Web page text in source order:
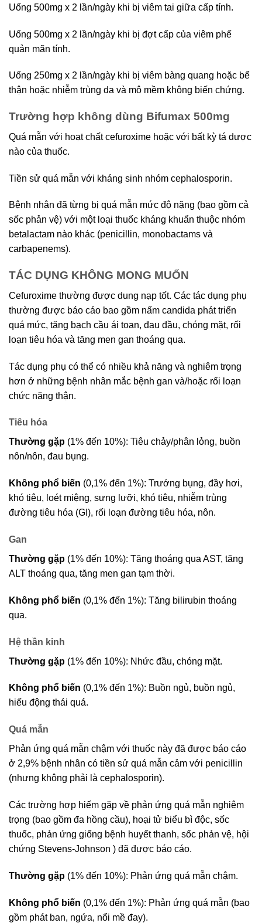
Uống 500mg x 2 lần/ngày khi bị viêm tai giữa cấp tính.
Uống 500mg x 2 lần/ngày khi bị đợt cấp của viêm phế
quản mãn tính.
Uống 250mg x 2 lần/ngày khi bị viêm bàng quang hoặc bể
thận hoặc nhiễm trùng da và mô mềm không biến chứng.
Trường hợp không dùng Bifumax 500mg
Quá mẫn với hoạt chất cefuroxime hoặc với bất kỳ tá dược
nào của thuốc.
Tiền sử quá mẫn với kháng sinh nhóm cephalosporin.
Bệnh nhân đã từng bị quá mẫn mức độ nặng (bao gồm cả
sốc phản vệ) với một loại thuốc kháng khuẩn thuộc nhóm
betalactam nào khác (penicillin, monobactams và
carbapenems).
TÁC DỤNG KHÔNG MONG MUỐN
Cefuroxime thường được dung nạp tốt. Các tác dụng phụ
thường được báo cáo bao gồm nấm candida phát triển
quá mức, tăng bạch cầu ái toan, đau đầu, chóng mặt, rối
loạn tiêu hóa và tăng men gan thoáng qua.
Tác dụng phụ có thể có nhiều khả năng và nghiêm trọng
hơn ở những bệnh nhân mắc bệnh gan và/hoặc rối loạn
chức năng thận.
Tiêu hóa
Thường gặp (1% đến 10%): Tiêu chảy/phân lỏng, buồn
nôn/nôn, đau bụng.
Không phổ biến (0,1% đến 1%): Trướng bụng, đầy hơi,
khó tiêu, loét miệng, sưng lưỡi, khó tiêu, nhiễm trùng
đường tiêu hóa (GI), rối loạn đường tiêu hóa, nôn.
Gan
Thường gặp (1% đến 10%): Tăng thoáng qua AST, tăng
ALT thoáng qua, tăng men gan tạm thời.
Không phổ biến (0,1% đến 1%): Tăng bilirubin thoáng
qua.
Hệ thần kinh
Thường gặp (1% đến 10%): Nhức đầu, chóng mặt.
Không phổ biến (0,1% đến 1%): Buồn ngủ, buồn ngủ,
hiếu động thái quá.
Quá mẫn
Phản ứng quá mẫn chậm với thuốc này đã được báo cáo
ở 2,9% bệnh nhân có tiền sử quá mẫn cảm với penicillin
(nhưng không phải là cephalosporin).
Các trường hợp hiếm gặp về phản ứng quá mẫn nghiêm
trọng (bao gồm đa hồng cầu), hoại tử biểu bì độc, sốc
thuốc, phản ứng giống bệnh huyết thanh, sốc phản vệ, hội
chứng Stevens-Johnson ) đã được báo cáo.
Thường gặp (1% đến 10%): Phản ứng quá mẫn chậm.
Không phổ biến (0,1% đến 1%): Phản ứng quá mẫn (bao
gồm phát ban, ngứa, nổi mề đay).